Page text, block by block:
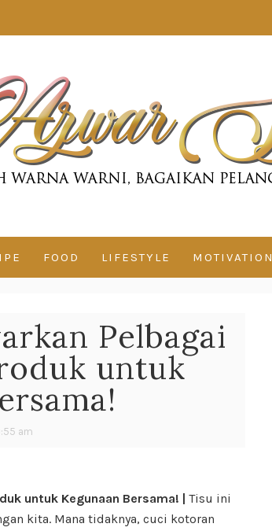
FOOD LIFESTYLE MOTIVATION
Pelbagai
untuk
am
untuk Kegunaan Bersama! | Tisu ini
kita. Mana tidaknya, cuci kotoran